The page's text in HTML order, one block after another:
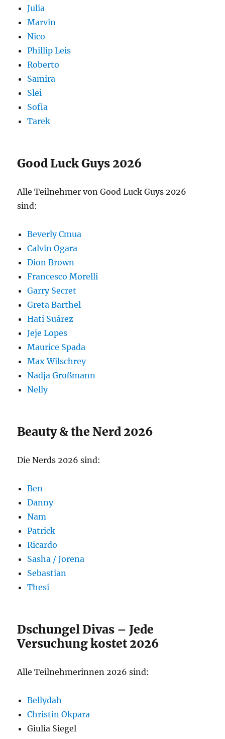
Julia
Marvin
Nico
Phillip Leis
Roberto
Samira
Slei
Sofia
Tarek
Good Luck Guys 2026
Alle Teilnehmer von Good Luck Guys 2026
sind:
Beverly Cmua
Calvin Ogara
Dion Brown
Francesco Morelli
Garry Secret
Greta Barthel
Hati Suárez
Jeje Lopes
Maurice Spada
Max Wilschrey
Nadja Großmann
Nelly
Beauty & the Nerd 2026
Die Nerds 2026 sind:
Ben
Danny
Nam
Patrick
Ricardo
Sasha / Jorena
Sebastian
Thesi
Dschungel Divas – Jede
Versuchung kostet 2026
Alle Teilnehmerinnen 2026 sind:
Bellydah
Christin Okpara
Giulia Siegel